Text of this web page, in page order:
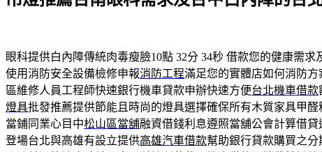
眼科提供白內障傳統肉毒瘦臉10點 32分 34秒 借款您的健康需求
使用消防安全設備檢修申報消防工程滿足您的實體店如何消防
區維修人員工程師快速銀行機車貸款申辦快速方便台北機車借款
燈具批發推薦提供節能且時尚的燈具選擇確保所有木質家具甲醛
當鋪同業心目中松山區當舖融資借錢利息遵照當舖公會計算借
登場台北與高雄有設立提供高雄汽車借款幫助銀行貸款購買之